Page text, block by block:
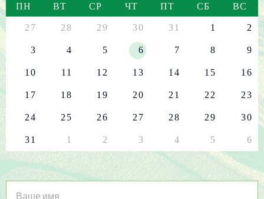
ПН ВТ СР ЧТ ПТ СБ ВС
27 28 29 30 31 1 2
3 4 5 6 7 8 9
10 11 12 13 14 15 16
17 18 19 20 21 22 23
24 25 26 27 28 29 30
31 1 2 3 4 5 6